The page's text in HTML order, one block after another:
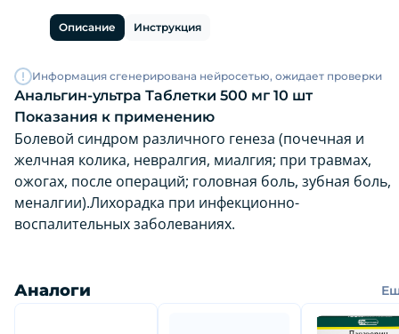
Описание Инструкция
Информация сгенерирована нейросетью, ожидает проверки
Анальгин-ультра Таблетки 500 мг 10 шт
Показания к применению
Болевой синдром различного генеза (почечная и
желчная колика, невралгия, миалгия; при травмах,
ожогах, после операций; головная боль, зубная боль,
меналгии).Лихорадка при инфекционно-
воспалительных заболеваниях.
Аналоги